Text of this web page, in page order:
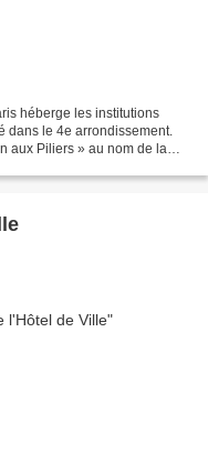
héberge les institutions
dans le 4e arrondissement.
aux Piliers » au nom de la